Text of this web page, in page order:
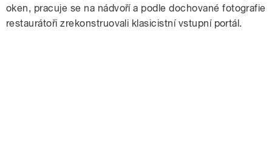
oken, pracuje se na nádvoří a podle dochované fotografie
restaurátoři zrekonstruovali klasicistní vstupní portál.